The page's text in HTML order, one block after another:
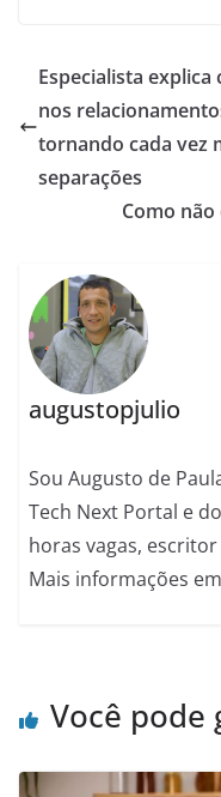
Especialista
nos
tornando cada vez
separações
Como
augustopjulio
Sou Augusto de
Tech Next Portal e
horas vagas,
Mais informações
Você pode